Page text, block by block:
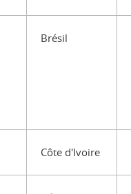
Brésil
Côte d'Ivoire